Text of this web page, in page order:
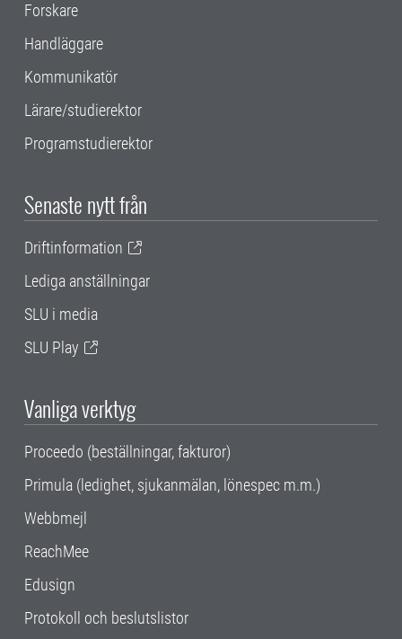
Forskare
Handläggare
Kommunikatör
Lärare/studierektor
Programstudierektor
Senaste nytt från
Driftinformation
Lediga anställningar
SLU i media
SLU Play
Vanliga verktyg
Proceedo (beställningar, fakturor)
Primula (ledighet, sjukanmälan, lönespec m.m.)
Webbmejl
ReachMee
Edusign
Protokoll och beslutslistor